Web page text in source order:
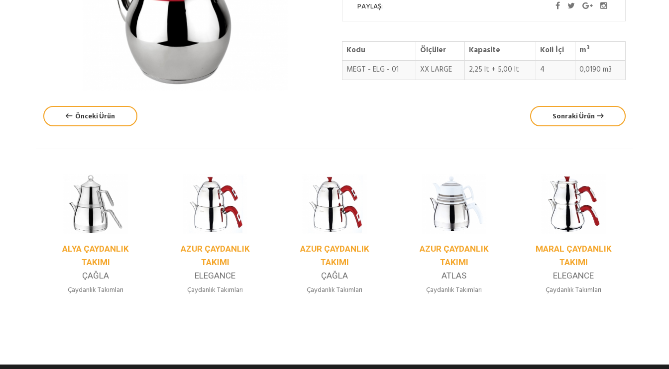
PAYLAŞ:
Kodu Ölçüler Kapasite Koli İçi m3
MEGT - ELG - 01 XX LARGE 2,25 lt + 5,00 lt 4 0,0190 m3
Önceki Ürün Sonraki Ürün
ALYA ÇAYDANLIK
TAKIMI
ÇAĞLA
Çaydanlık Takımları
AZUR ÇAYDANLIK
TAKIMI
ELEGANCE
Çaydanlık Takımları
AZUR ÇAYDANLIK
TAKIMI
ÇAĞLA
Çaydanlık Takımları
AZUR ÇAYDANLIK
TAKIMI
ATLAS
Çaydanlık Takımları
MARAL ÇAYDANLIK
TAKIMI
ELEGANCE
Çaydanlık Takımları